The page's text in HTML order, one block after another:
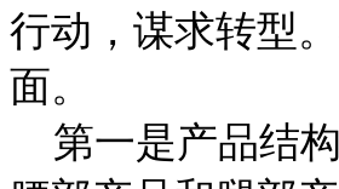
行动，谋求转型
面。
第一是产品结